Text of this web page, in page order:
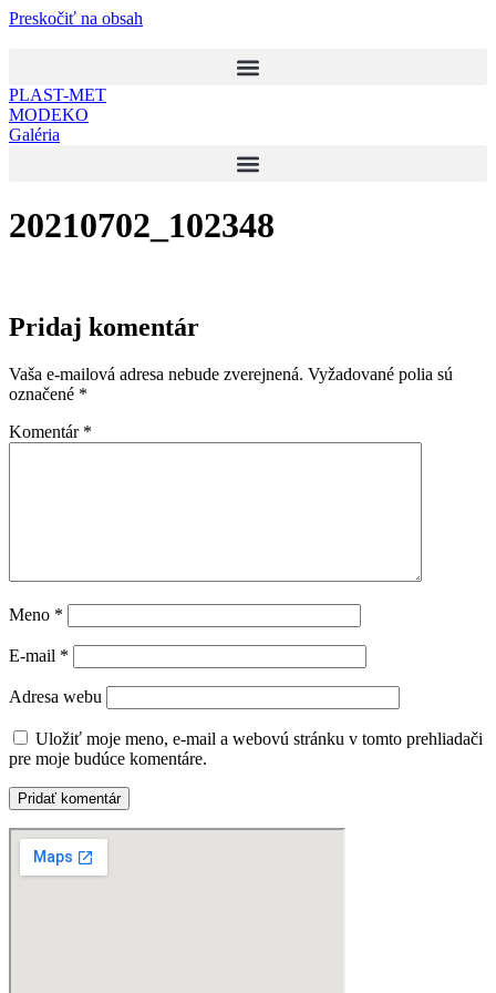
Preskočiť na obsah
PLAST-MET
MODEKO
Galéria
20210702_102348
Pridaj komentár
Vaša e-mailová adresa nebude zverejnená. Vyžadované polia sú
označené *
Komentár *
Meno *
E-mail *
Adresa webu
Uložiť moje meno, e-mail a webovú stránku v tomto prehliadači
pre moje budúce komentáre.